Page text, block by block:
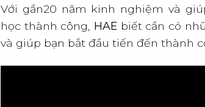
Với gần20 năm kinh nghiệm và
học thành công, HAE biết cần có
và giúp bạn bắt đầu tiến đến thành